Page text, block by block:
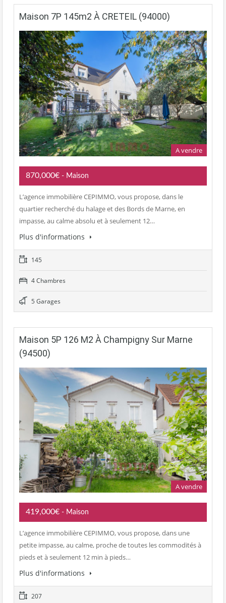
Maison 7P 145m2 À CRETEIL (94000)
A vendre
870,000€ - Maison
L’agence immobilière CEPIMMO, vous propose, dans le
quartier recherché du halage et des Bords de Marne, en
impasse, au calme absolu et à seulement 12…
Plus d'informations
145
4 Chambres
5 Garages
Maison 5P 126 M2 À Champigny Sur Marne
(94500)
A vendre
419,000€ - Maison
L’agence immobilière CEPIMMO, vous propose, dans une
petite impasse, au calme, proche de toutes les commodités à
pieds et à seulement 12 min à pieds…
Plus d'informations
207